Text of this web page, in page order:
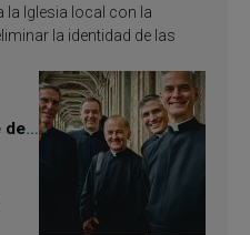
Iglesia local con la
la identidad de las
de